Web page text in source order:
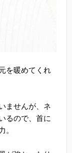
を暖めてくれ
ませんが、ネ
るので、首に
。